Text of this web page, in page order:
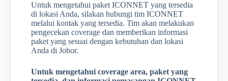
Untuk mengetahui paket ICONNET yang tersedia
di lokasi Anda, silakan hubungi tim ICONNET
melalui kontak yang tersedia. Tim akan melakukan
pengecekan coverage dan memberikan informasi
paket yang sesuai dengan kebutuhan dan lokasi
Anda di Johor.
Untuk mengetahui coverage area, paket yang